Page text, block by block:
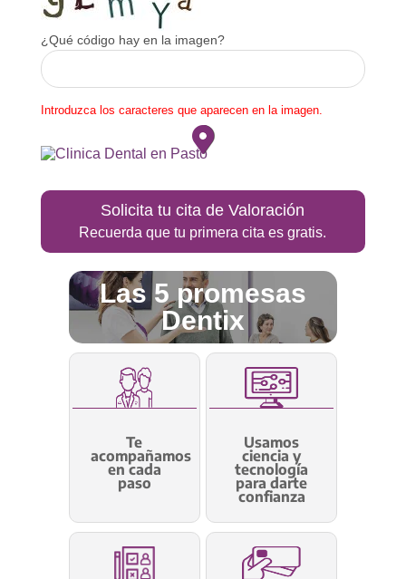
¿Qué código hay en la imagen?
Introduzca los caracteres que aparecen en la imagen.
Solicita tu cita de Valoración
Recuerda que tu primera cita es gratis.
Las 5 promesas
Dentix
Te
acompañamos
en cada
paso
Usamos
ciencia y
tecnología
para darte
confianza